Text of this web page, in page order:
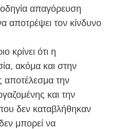
απαγόρευση
αποτρέψει τον κίνδυνο
κρίνει ότι η
ακόμα και στην
αποτέλεσμα την
και την
δεν καταβλήθηκαν
μπορεί να